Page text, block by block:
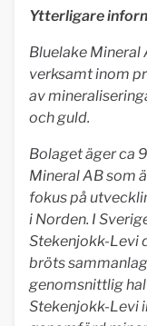
Ytterligare
Bluelake Mineral
verksamt inom
av
och guld.
Bolaget äger ca
Mineral AB som
fokus på
i Norden. I
Stekenjokk-Levi
bröts
genomsnittlig
Stekenjokk-Levi